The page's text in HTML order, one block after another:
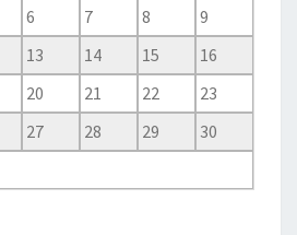
6 7 8
9
13 14 15
16
20 21 22
23
27 28 29
30